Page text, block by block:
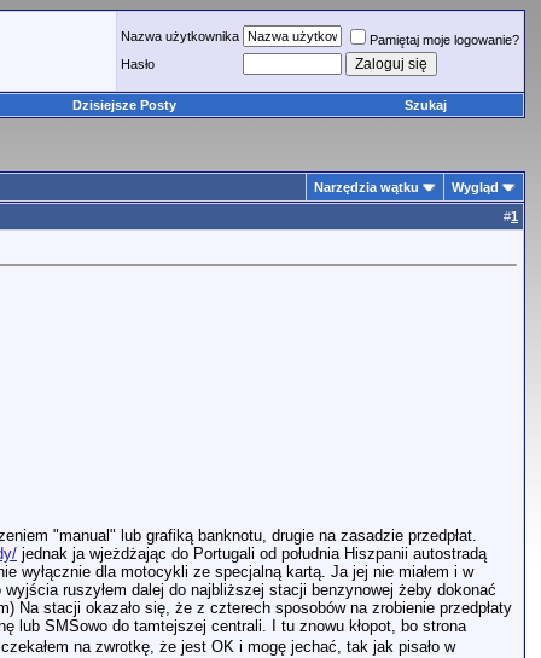
Nazwa użytkownika
Pamiętaj moje logowanie?
Hasło
Dzisiejsze Posty Szukaj
Narzędzia wątku
Wygląd
#1
"manual" lub grafiką banknotu, drugie na zasadzie przedpłat.
jednak ja wjeżdżając do Portugali od południa Hiszpanii autostradą
wyłącznie dla motocykli ze specjalną kartą. Ja jej nie miałem i w
ruszyłem dalej do najbliższej stacji benzynowej żeby dokonać
Na stacji okazało się, że z czterech sposobów na zrobienie przedpłaty
lub SMSowo do tamtejszej centrali. I tu znowu kłopot, bo strona
na zwrotkę, że jest OK i mogę jechać, tak jak pisało w